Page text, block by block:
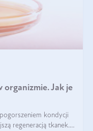
Jak je
kondycji
regeneracją tkanek.